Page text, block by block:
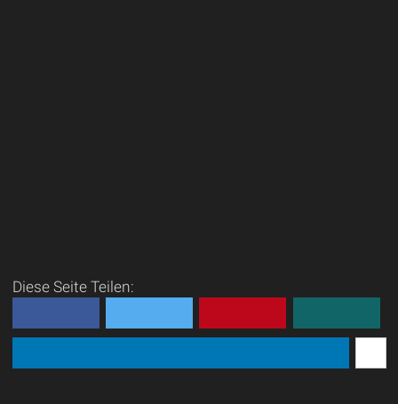
Diese Seite Teilen: